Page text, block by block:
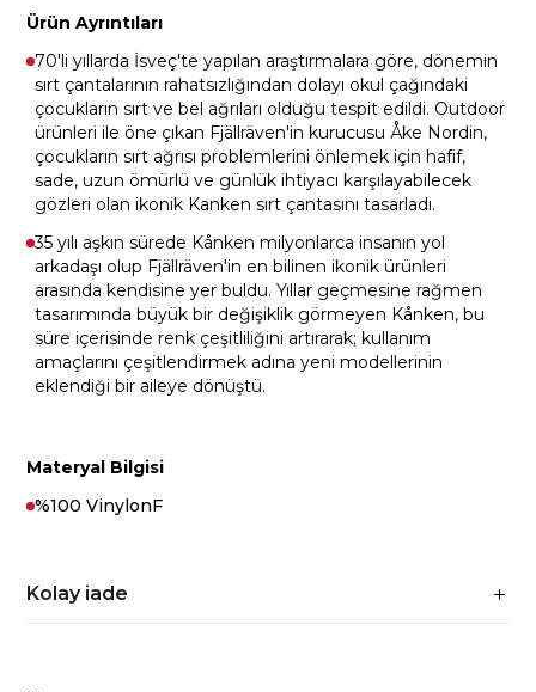
Ürün Ayrıntıları
70'li yıllarda İsveç'te yapılan araştırmalara göre, dönemin
sırt çantalarının rahatsızlığından dolayı okul çağındaki
çocukların sırt ve bel ağrıları olduğu tespit edildi. Outdoor
ürünleri ile öne çıkan Fjällräven'in kurucusu Åke Nordin,
çocukların sırt ağrısı problemlerini önlemek için hafif,
sade, uzun ömürlü ve günlük ihtiyacı karşılayabilecek
gözleri olan ikonik Kanken sırt çantasını tasarladı.
35 yılı aşkın sürede Kånken milyonlarca insanın yol
arkadaşı olup Fjällräven'in en bilinen ikonik ürünleri
arasında kendisine yer buldu. Yıllar geçmesine rağmen
tasarımında büyük bir değişiklik görmeyen Kånken, bu
süre içerisinde renk çeşitliliğini artırarak; kullanım
amaçlarını çeşitlendirmek adına yeni modellerinin
eklendiği bir aileye dönüştü.
Materyal Bilgisi
%100 VinylonF
Kolay iade